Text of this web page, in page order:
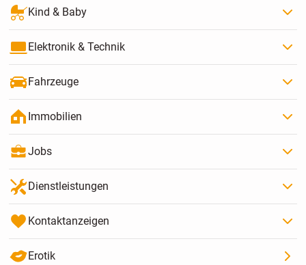
Kind & Baby
Elektronik & Technik
Fahrzeuge
Immobilien
Jobs
Dienstleistungen
Kontaktanzeigen
Erotik